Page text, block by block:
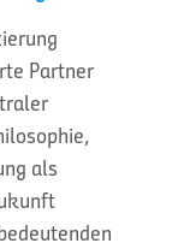
Partner
als